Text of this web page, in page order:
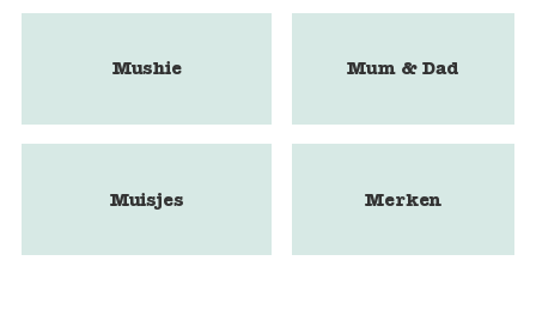
Mushie Mum & Dad
Muisjes Merken